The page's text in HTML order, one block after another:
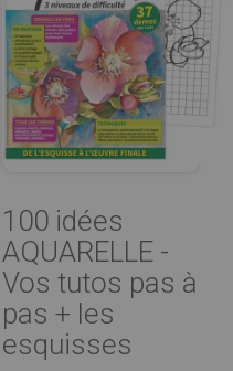
100 idées
AQUARELLE -
Vos tutos pas à
pas + les
esquisses